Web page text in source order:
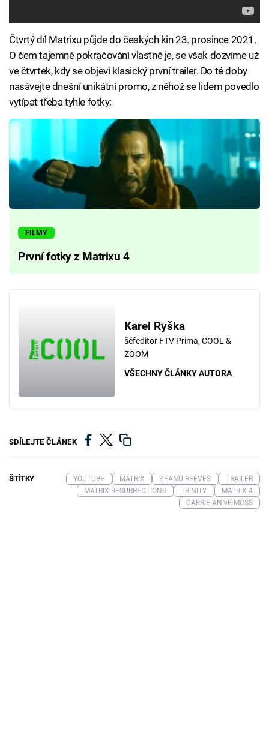
Čtvrtý díl Matrixu půjde do českých kin 23. prosince 2021.
O čem tajemné pokračování vlastně je, se však dozvíme už
ve čtvrtek, kdy se objeví klasický první trailer. Do té doby
nasávejte dnešní unikátní promo, z něhož se lidem povedlo
vytípat třeba tyhle fotky:
FILMY
První fotky z Matrixu 4
Karel Ryška
šéfeditor FTV Prima, COOL &
ZOOM
VŠECHNY ČLÁNKY AUTORA
SDÍLEJTE ČLÁNEK
ŠTÍTKY YOUTUBE MATRIX KEANU REEVES
TRAILER
MATRIX RESURRECTIONS
TRINITY
MATRIX 4
CARRIE-ANNE MOSS